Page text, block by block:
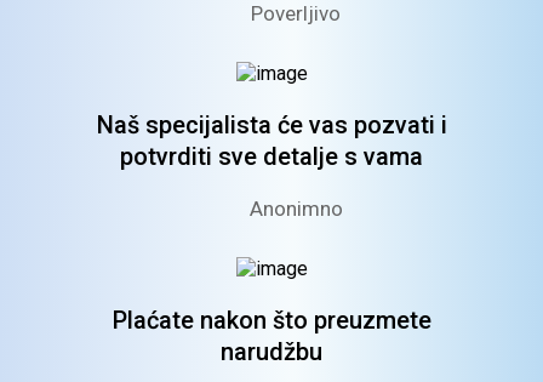
Poverljivo
Naš specijalista će vas pozvati i
potvrditi sve detalje s vama
Anonimno
Plaćate nakon što preuzmete
narudžbu